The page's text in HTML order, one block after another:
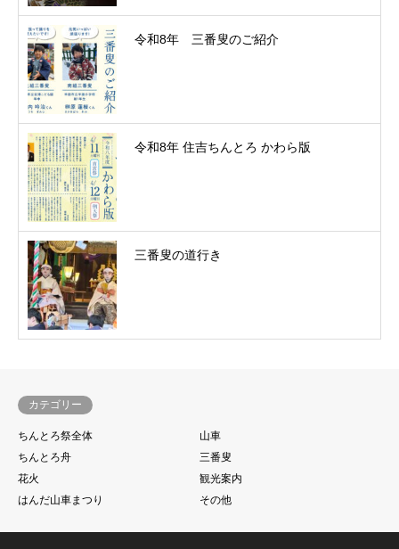
令和8年 三番叟のご紹介
令和8年 住吉ちんとろ かわら版
三番叟の道行き
カテゴリー
ちんとろ祭全体
山車
ちんとろ舟
三番叟
花火
観光案内
はんだ山車まつり
その他